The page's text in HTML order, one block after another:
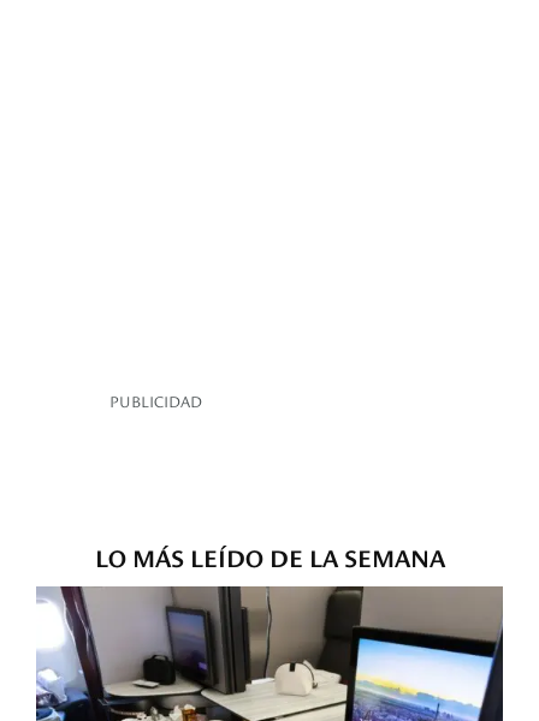
PUBLICIDAD
LO MÁS LEÍDO DE LA SEMANA